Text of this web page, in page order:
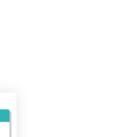
上課。
根據據點不同進行調整。
的學習時數，避免讓自己的學習